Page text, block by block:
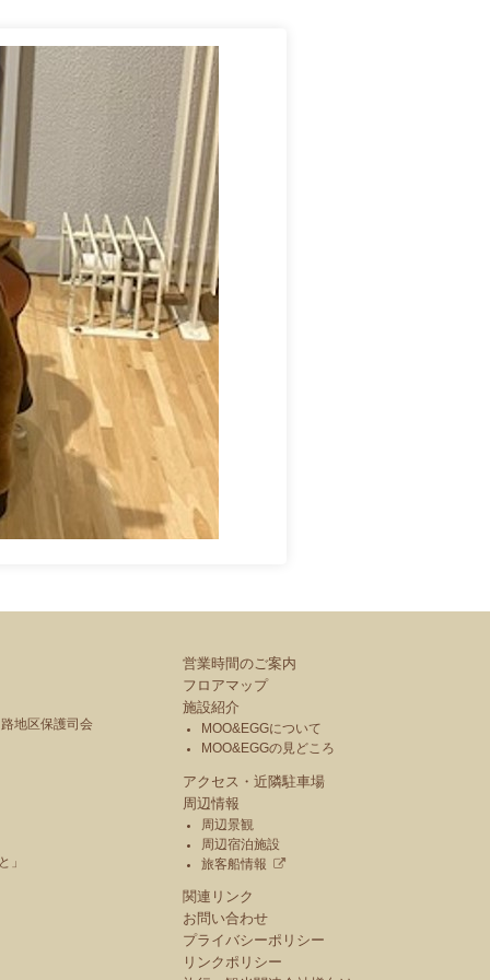
地区保護司会
」
営業時間のご案内
フロアマップ
施設紹介
MOO&EGGについて
MOO&EGGの見どころ
アクセス・近隣駐車場
周辺情報
周辺景観
周辺宿泊施設
旅客船情報
関連リンク
お問い合わせ
プライバシーポリシー
リンクポリシー